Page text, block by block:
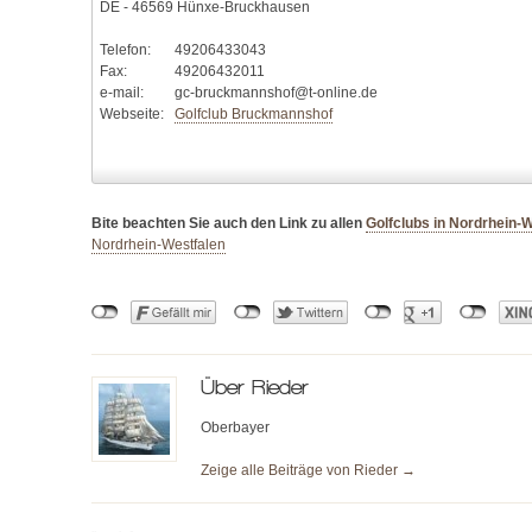
DE - 46569 Hünxe-Bruckhausen
Telefon:
49206433043
Fax:
49206432011
e-mail:
gc-bruckmannshof@t-online.de
Webseite:
Golfclub Bruckmannshof
Bite beachten Sie auch den Link zu allen Golfclubs in Nordrhein-
Nordrhein-Westfalen
Über Rieder
Oberbayer
Zeige alle Beiträge von Rieder →